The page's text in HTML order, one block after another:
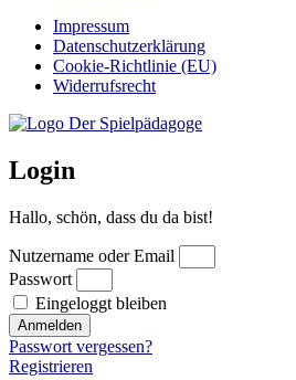
Impressum
Datenschutzerklärung
Cookie-Richtlinie (EU)
Widerrufsrecht
Login
Hallo, schön, dass du da bist!
Nutzername oder Email
Passwort
Eingeloggt bleiben
Anmelden
Passwort vergessen?
Registrieren